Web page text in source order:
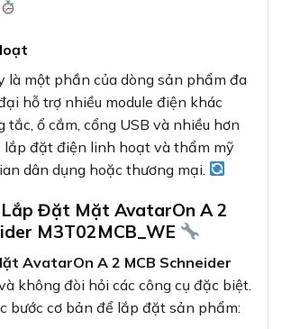
là một phần của dòng sản phẩm đa
hỗ trợ nhiều module điện khác
tắc, ổ cắm, cổng USB và nhiều hơn
lắp đặt điện linh hoạt và thẩm mỹ
dân dụng hoặc thương mại.
Lắp Đặt Mặt AvatarOn A 2
M3T02MCB_WE
AvatarOn A 2 MCB Schneider
không đòi hỏi các công cụ đặc biệt.
bước cơ bản để lắp đặt sản phẩm: